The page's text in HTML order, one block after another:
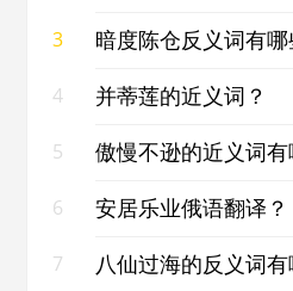
3 暗度陈仓反义词有
4 并蒂莲的近义词？
5 傲慢不逊的近义词
6 安居乐业俄语翻译？
7 八仙过海的反义词有